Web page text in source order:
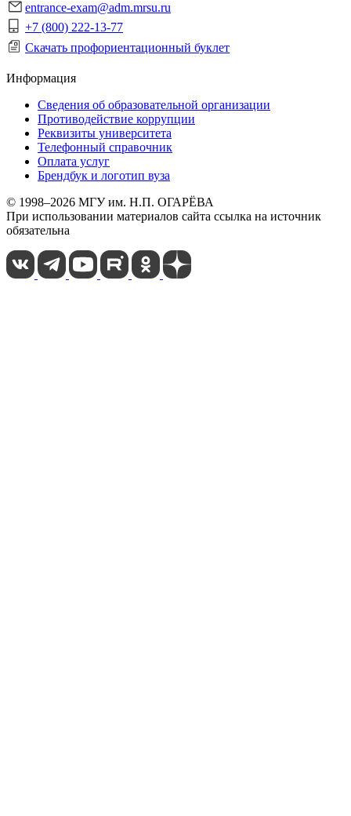
entrance-exam@adm.mrsu.ru
+7 (800) 222-13-77
Скачать профориентационный буклет
Информация
Сведения об образовательной организации
Противодействие коррупции
Реквизиты университета
Телефонный справочник
Оплата услуг
Брендбук и логотип вуза
© 1998–2026 МГУ им. Н.П. ОГАРЁВА
При использовании материалов сайта ссылка на источник
обязательна